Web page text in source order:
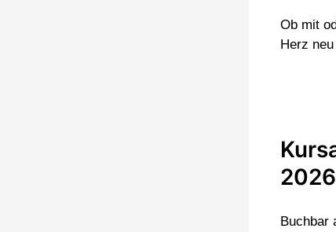
Ob mit
Herz
2026
Buchbar